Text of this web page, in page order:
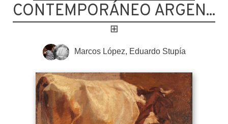
CONTEMPORÁNEO ARGEN...
⊞
Marcos López, Eduardo Stupía